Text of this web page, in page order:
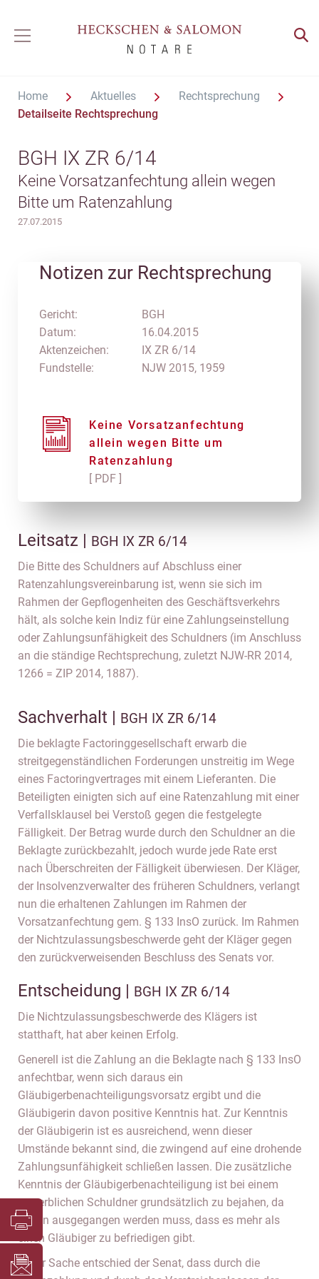
Home Aktuelles
Rechtsprechung
Detailseite Rechtsprechung
BGH IX ZR 6/14
Keine Vorsatzanfechtung allein wegen
Bitte um Ratenzahlung
27.07.2015
Notizen zur Rechtsprechung
Gericht:
Datum:
Aktenzeichen:
Fundstelle:
BGH
16.04.2015
IX ZR 6/14
NJW 2015, 1959
Keine Vorsatzanfechtung
allein wegen Bitte um
Ratenzahlung
[ PDF ]
Leitsatz | BGH IX ZR 6/14
Die Bitte des Schuldners auf Abschluss einer
Ratenzahlungsvereinbarung ist, wenn sie sich im
Rahmen der Gepflogenheiten des Geschäftsverkehrs
hält, als solche kein Indiz für eine Zahlungseinstellung
oder Zahlungsunfähigkeit des Schuldners (im Anschluss
an die ständige Rechtsprechung, zuletzt NJW-RR 2014,
1266 = ZIP 2014, 1887).
Sachverhalt | BGH IX ZR 6/14
Die beklagte Factoringgesellschaft erwarb die
streitgegenständlichen Forderungen unstreitig im Wege
eines Factoringvertrages mit einem Lieferanten. Die
Beteiligten einigten sich auf eine Ratenzahlung mit einer
Verfallsklausel bei Verstoß gegen die festgelegte
Fälligkeit. Der Betrag wurde durch den Schuldner an die
Beklagte zurückbezahlt, jedoch wurde jede Rate erst
nach Überschreiten der Fälligkeit überwiesen. Der Kläger,
der Insolvenzverwalter des früheren Schuldners, verlangt
nun die erhaltenen Zahlungen im Rahmen der
Vorsatzanfechtung gem. § 133 InsO zurück. Im Rahmen
der Nichtzulassungsbeschwerde geht der Kläger gegen
den zurückverweisenden Beschluss des Senats vor.
Entscheidung | BGH IX ZR 6/14
Die Nichtzulassungsbeschwerde des Klägers ist
statthaft, hat aber keinen Erfolg.
Generell ist die Zahlung an die Beklagte nach § 133 InsO
anfechtbar, wenn sich daraus ein
Gläubigerbenachteiligungsvorsatz ergibt und die
Gläubigerin davon positive Kenntnis hat. Zur Kenntnis
der Gläubigerin ist es ausreichend, wenn dieser
Umstände bekannt sind, die zwingend auf eine drohende
Zahlungsunfähigkeit schließen lassen. Die zusätzliche
Kenntnis der Gläubigerbenachteiligung ist bei einem
gewerblichen Schuldner grundsätzlich zu bejahen, da
davon ausgegangen werden muss, dass es mehr als
einen Gläubiger zu befriedigen gibt.
In der Sache entschied der Senat, dass durch die